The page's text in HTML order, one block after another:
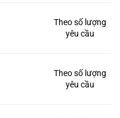
Theo số lượng
yêu cầu
Theo số lượng
yêu cầu